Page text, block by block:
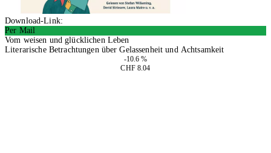
Download-Link:
Per Mail
Vom weisen und glücklichen Leben
Literarische Betrachtungen über Gelassenheit und Achtsamkeit
-10.6 %
CHF 8.04